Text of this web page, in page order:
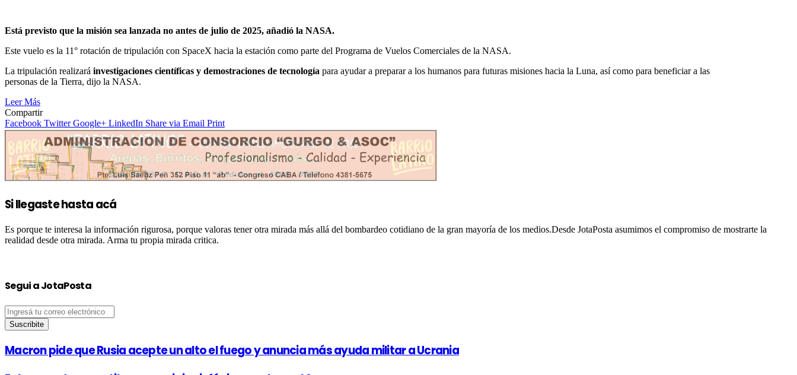
Está previsto que la misión sea lanzada no antes de julio de 2025, añadió la NASA.
Este vuelo es la 11° rotación de tripulación con SpaceX hacia la estación como parte del Programa de Vuelos Comerciales de la NASA.
La tripulación realizará investigaciones científicas y demostraciones de tecnología para ayudar a preparar a los humanos para futuras misiones hacia la Luna, así como para beneficiar a las
personas de la Tierra, dijo la NASA.
Leer Más
Compartir
Facebook Twitter Google+ LinkedIn Share via Email Print
Si llegaste hasta acá
Es porque te interesa la información rigurosa, porque valoras tener otra mirada más allá del bombardeo cotidiano de la gran mayoría de los medios.Desde JotaPosta asumimos el compromiso de mostrarte la
realidad desde otra mirada. Arma tu propia mirada critica.
Segui a JotaPosta
Ingresá
tu
correo
Macron pide que Rusia acepte un alto el fuego y anuncia más ayuda militar a Ucrania